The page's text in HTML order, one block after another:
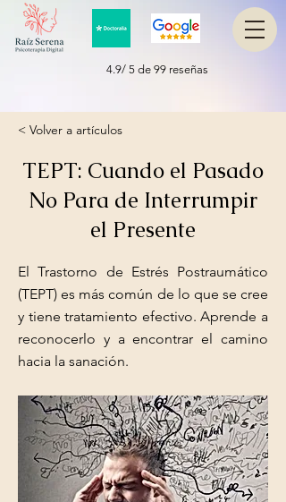
4.9/ 5 de 99 reseñas
< Volver a artículos
TEPT: Cuando el Pasado
No Para de Interrumpir
el Presente
El Trastorno de Estrés Postraumático
(TEPT) es más común de lo que se cree
y tiene tratamiento efectivo. Aprende a
reconocerlo y a encontrar el camino
hacia la sanación.